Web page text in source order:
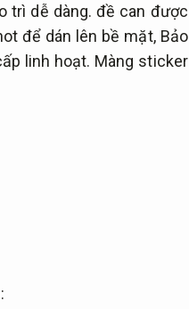
trì dễ dàng. đề can được
để dán lên bề mặt, Bảo
linh hoạt. Màng sticker